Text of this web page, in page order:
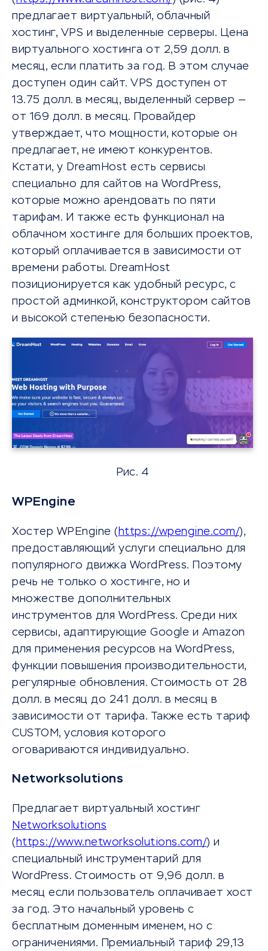
предлагает виртуальный, облачный
хостинг, VPS и выделенные серверы. Цена
виртуального хостинга от 2,59 долл. в
месяц, если платить за год. В этом случае
доступен один сайт. VPS доступен от
13.75 долл. в месяц, выделенный сервер —
от 169 долл. в месяц. Провайдер
утверждает, что мощности, которые он
предлагает, не имеют конкурентов.
Кстати, у DreamHost есть сервисы
специально для сайтов на WordPress,
которые можно арендовать по пяти
тарифам. И также есть функционал на
облачном хостинге для больших проектов,
который оплачивается в зависимости от
времени работы. DreamHost
позиционируется как удобный ресурс, с
простой админкой, конструктором сайтов
и высокой степенью безопасности.
Рис. 4
WPEngine
Хостер WPEngine ( https://wpengine.com/),
предоставляющий услуги специально для
популярного движка WordPress. Поэтому
речь не только о хостинге, но и
множестве дополнительных
инструментов для WordPress. Среди них
сервисы, адаптирующие Google и Amazon
для применения ресурсов на WordPress,
функции повышения производительности,
регулярные обновления. Стоимость от 28
долл. в месяц до 241 долл. в месяц в
зависимости от тарифа. Также есть тариф
CUSTOM, условия которого
оговариваются индивидуально.
Networksolutions
Предлагает виртуальный хостинг
Networksolutions
( https://www.networksolutions.com/) и
специальный инструментарий для
WordPress. Стоимость от 9,96 долл. в
месяц если пользователь оплачивает хост
за год. Это начальный уровень с
бесплатным доменным именем, но с
ограничениями. Премиальный тариф 29,13